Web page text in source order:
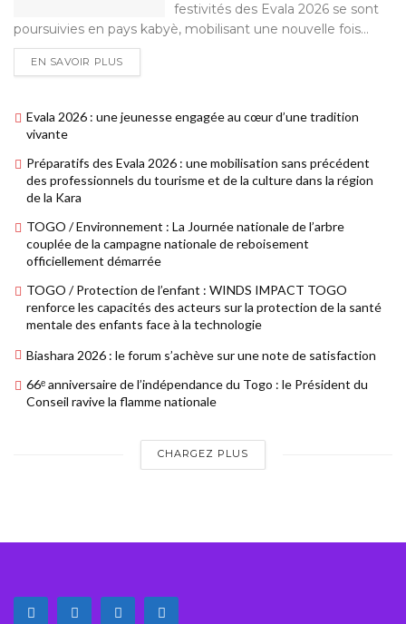
festivités des Evala 2026 se sont
poursuivies en pays kabyè, mobilisant une nouvelle fois...
EN SAVOIR PLUS
Evala 2026 : une jeunesse engagée au cœur d’une tradition
vivante
Préparatifs des Evala 2026 : une mobilisation sans précédent
des professionnels du tourisme et de la culture dans la région
de la Kara
TOGO / Environnement : La Journée nationale de l’arbre
couplée de la campagne nationale de reboisement
officiellement démarrée
TOGO / Protection de l’enfant : WINDS IMPACT TOGO
renforce les capacités des acteurs sur la protection de la santé
mentale des enfants face à la technologie
Biashara 2026 : le forum s’achève sur une note de satisfaction
66ᵉ anniversaire de l’indépendance du Togo : le Président du
Conseil ravive la flamme nationale
CHARGEZ PLUS